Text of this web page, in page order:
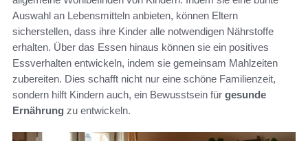
Auswahl an Lebensmitteln anbieten, können Eltern
sicherstellen, dass ihre Kinder alle notwendigen Nährstoffe
erhalten. Über das Essen hinaus können sie ein positives
Essverhalten entwickeln, indem sie gemeinsam Mahlzeiten
zubereiten. Dies schafft nicht nur eine schöne Familienzeit,
sondern hilft Kindern auch, ein Bewusstsein für gesunde
Ernährung zu entwickeln.